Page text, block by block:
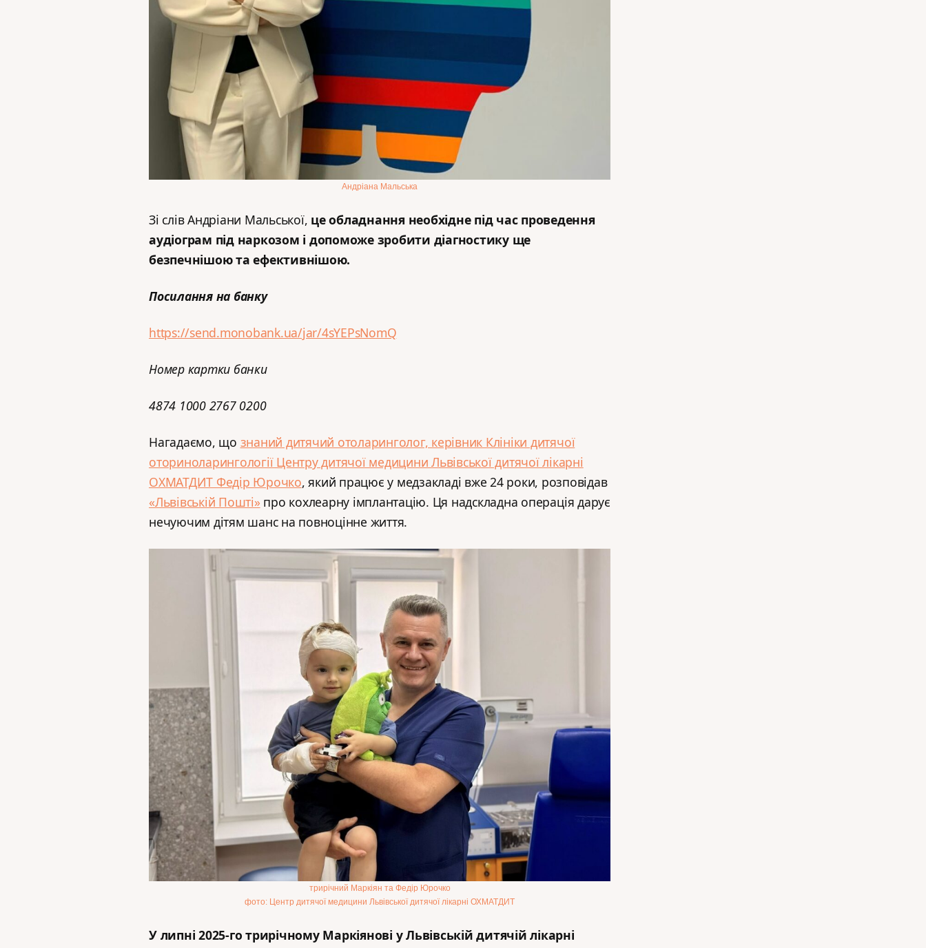
Андріана Мальська
Зі слів Андріани Мальської, це обладнання необхідне під час проведення
аудіограм під наркозом і допоможе зробити діагностику ще
безпечнішою та ефективнішою.
Посилання на банку
https://send.monobank.ua/jar/4sYEPsNomQ
Номер картки банки
4874 1000 2767 0200
Нагадаємо, що знаний дитячий отоларинголог, керівник Клініки дитячої
оториноларингології Центру дитячої медицини Львівської дитячої лікарні
ОХМАТДИТ Федір Юрочко, який працює у медзакладі вже 24 роки, розповідав
«Львівській Пошті» про кохлеарну імплантацію. Ця надскладна операція дарує
нечуючим дітям шанс на повноцінне життя.
трирічний Маркіян та Федір Юрочко
фото: Центр дитячої медицини Львівської дитячої лікарні ОХМАТДИТ
У липні 2025-го трирічному Маркіянові у Львівській дитячій лікарні